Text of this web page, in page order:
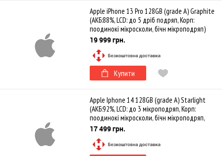
Apple iPhone 13 Pro 128GB (grade A) Graphite
(АКБ:88%, LCD: до 5 дріб подряп, Корп:
поодинокі мікросколи, бічн мікроподряп)
19 999 грн.
Купити
Apple Iphone 14 128GB (grade A) Starlight
(АКБ:92%, LCD: до 3 мікроподряп, Корп:
поодинокі мікросколи, бічн мікроподряп,
незн потерт зкр)
17 499 грн.